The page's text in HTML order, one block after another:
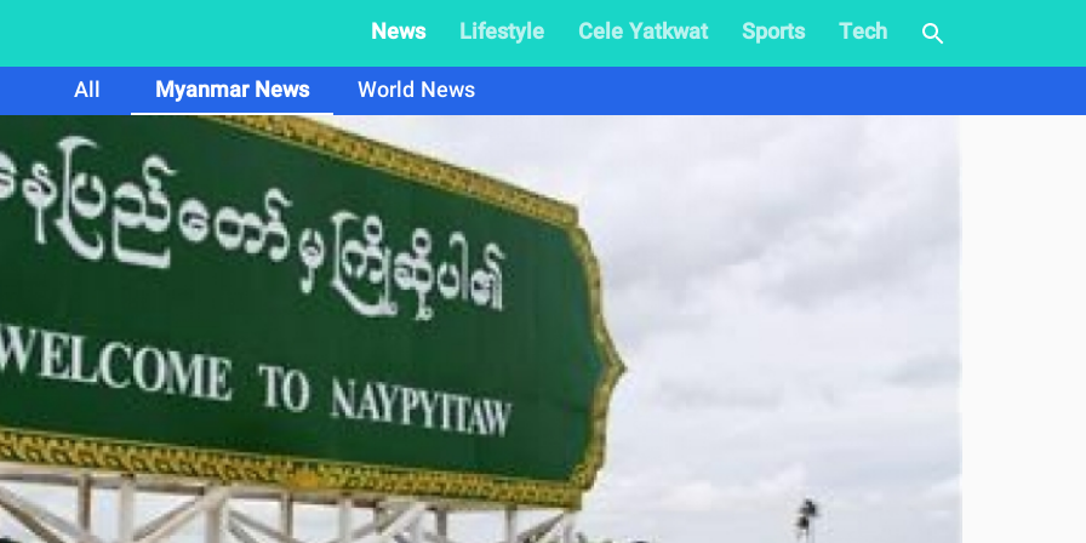
News Lifestyle Cele Yatkwat Sports
Tech
All
Myanmar News
World News